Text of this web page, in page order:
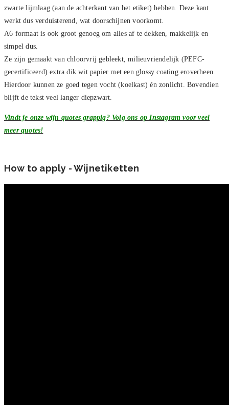
zwarte lijmlaag (aan de achterkant van het etiket) hebben. Deze kant
werkt dus verduisterend, wat doorschijnen voorkomt.
A6 formaat is ook groot genoeg om alles af te dekken, makkelijk en
simpel dus.
Ze zijn gemaakt van chloorvrij gebleekt, milieuvriendelijk (PEFC-
gecertificeerd) extra dik wit papier met een glossy coating eroverheen.
Hierdoor kunnen ze goed tegen vocht (koelkast) én zonlicht. Bovendien
blijft de tekst veel langer diepzwart.
Vindt je onze wijn quotes grappig? Volg ons op Instagram voor veel
meer quotes!
How to apply - Wijnetiketten